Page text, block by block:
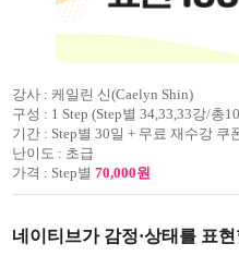
강사 : 케일린 신(Caelyn Shin)
구성 : 1 Step (Step별 34,33,33강/총
기간 : Step별 30일 + 무료 재수강
난이도 : 초급
가격 : Step별 70,000원
네이티브가 감정·상태를 표